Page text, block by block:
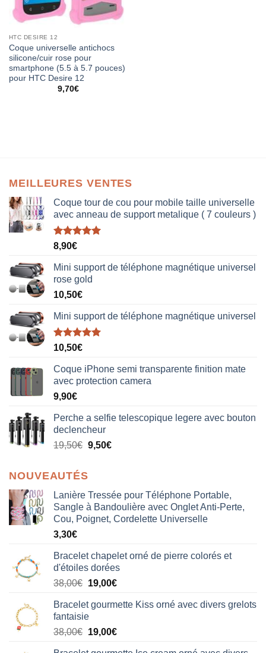
HTC DESIRE 12
Coque universelle antichocs
silicone/cuir rose pour
smartphone (5.5 à 5.7 pouces)
pour HTC Desire 12
9,70€
MEILLEURES VENTES
Coque tour de cou pour mobile taille universelle
avec anneau de support metalique ( 7 couleurs )
Note5.00
8,90€
Mini support de téléphone magnétique universel
rose gold
10,50€
Mini support de téléphone magnétique universel
Note5.00
10,50€
Coque iPhone semi transparente finition mate
avec protection camera
9,90€
Perche a selfie telescopique legere avec bouton
declencheur
19,50€ 9,50€
NOUVEAUTÉS
Lanière Tressée pour Téléphone Portable,
Sangle à Bandoulière avec Onglet Anti-Perte,
Cou, Poignet, Cordelette Universelle
3,30€
Bracelet chapelet orné de pierre colorés et
d'étoiles dorées
38,00€ Le
initial
était :
38,00€.
19,00€Le
actuel
19,00€.
Bracelet gourmette Kiss orné avec divers grelots
fantaisie
38,00€ Le
19,00€Le